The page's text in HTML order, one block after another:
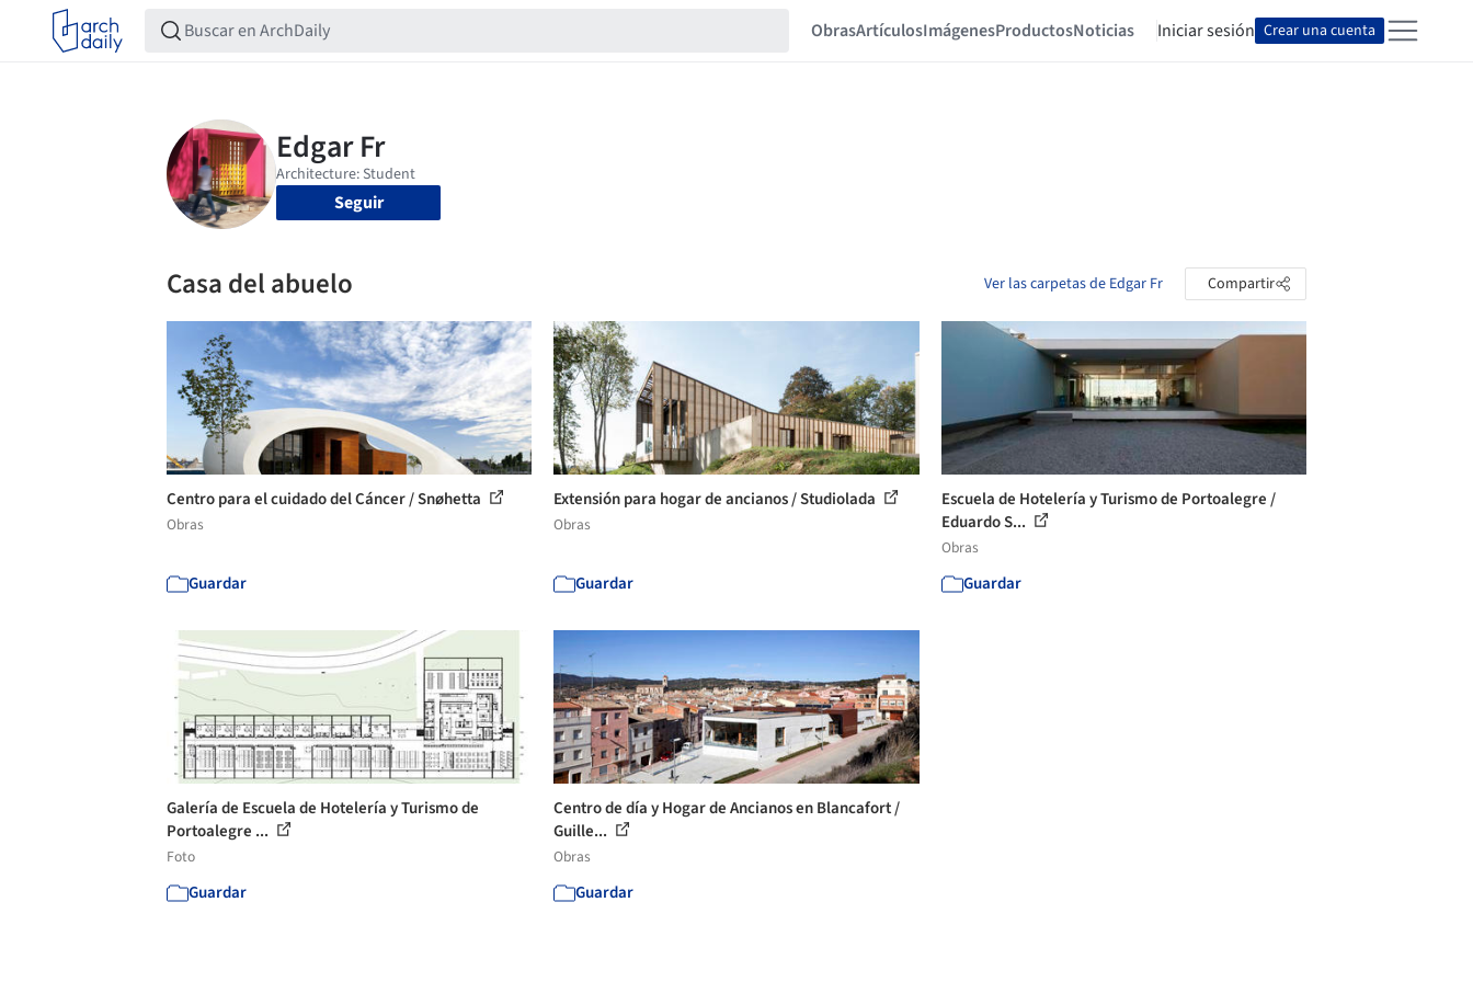
ObrasArtículosImágenesProductosNoticias Iniciar sesión Crear una cuenta
Seguir
Casa del abuelo Ver las carpetas de Edgar Fr Compartir
Centro para el cuidado del Cáncer / Snøhetta
Obras
Guardar
Extensión para hogar de ancianos / Studiolada
Obras
Guardar
Escuela de Hotelería y Turismo de Portoalegre /
Eduardo S...
Obras
Guardar
Galería de Escuela de Hotelería y Turismo de
Portoalegre ...
Foto
Guardar
Centro de día y Hogar de Ancianos en Blancafort /
Guille...
Obras
Guardar